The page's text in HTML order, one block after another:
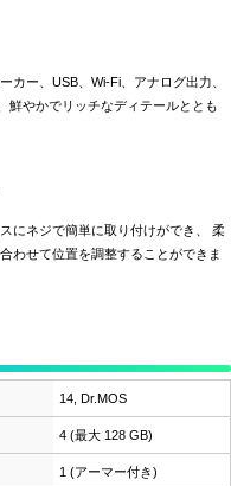
カー、USB、Wi-Fi、アナログ出力、
鮮やかでリッチなディテールととも
にネジで簡単に取り付けができ、 柔
わせて位置を調整することができま
14, Dr.MOS
4 (最大 128 GB)
1 (アーマー付き)